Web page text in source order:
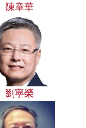
陳章華
劉寧榮